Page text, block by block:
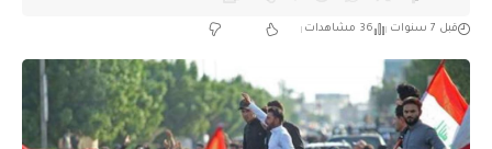
قبل 7 سنوات 36 مشاهدات